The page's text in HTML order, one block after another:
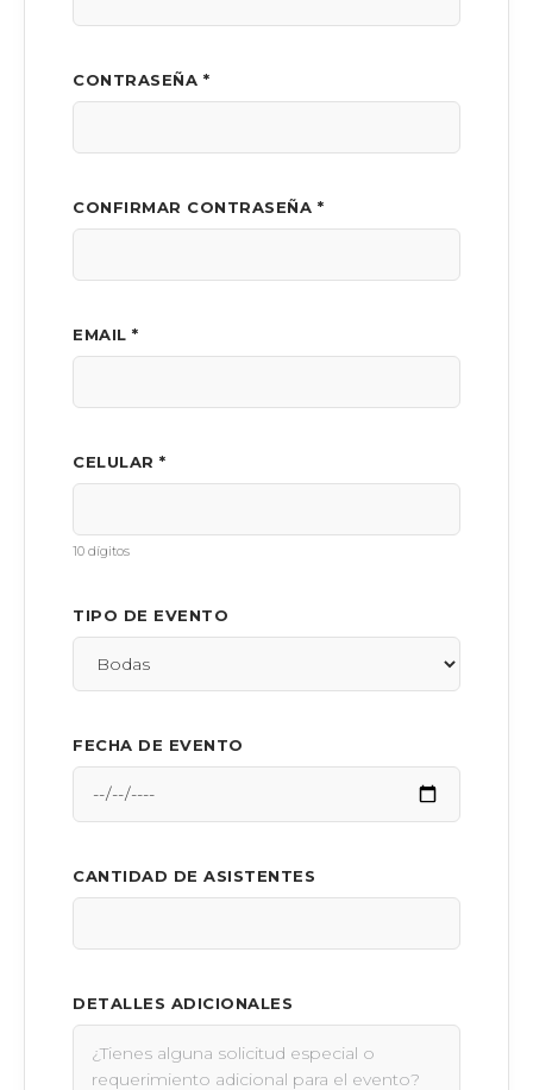
CONTRASEÑA *
CONFIRMAR CONTRASEÑA *
EMAIL *
CELULAR *
10 dígitos
TIPO DE EVENTO
FECHA DE EVENTO
CANTIDAD DE ASISTENTES
DETALLES ADICIONALES